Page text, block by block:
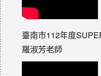
臺南市112年度
羅淑芳老師